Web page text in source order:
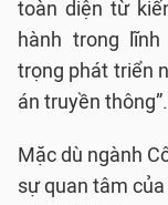
toàn diện từ
hành trong
trọng phát triển
án truyền thông”.
Mặc dù ngành
sự quan tâm